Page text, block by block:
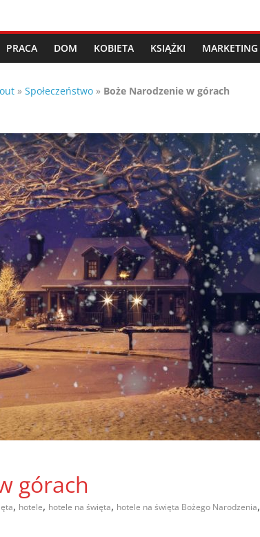
PRACA DOM KOBIETA KSIĄŻKI MARKETING
» Społeczeństwo » Boże Narodzenie w górach
górach
, hotele, hotele na święta, hotele na święta Bożego Narodzenia,